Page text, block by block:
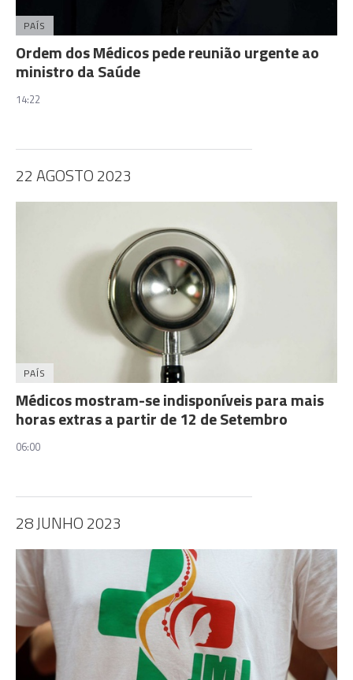
PAÍS
Ordem dos Médicos pede reunião urgente ao
ministro da Saúde
14:22
22 AGOSTO 2023
PAÍS
Médicos mostram-se indisponíveis para mais
horas extras a partir de 12 de Setembro
06:00
28 JUNHO 2023